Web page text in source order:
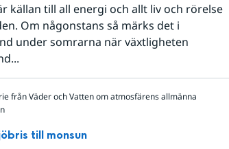
källan till all energi och allt liv och rörelse
Om någonstans så märks det i
under somrarna när växtligheten
från Väder och Vatten om atmosfärens allmänna
till monsun